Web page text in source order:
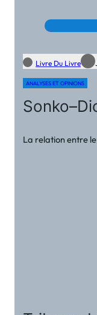
Livre Du Livre
ANALYSES ET OPINIONS
La relation entre